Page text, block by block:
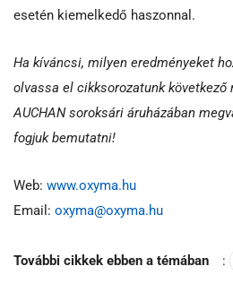
esetén kiemelkedő haszonnal.
Ha kíváncsi, milyen eredményeket
olvassa el cikksorozatunk következő
AUCHAN soroksári áruházában
fogjuk bemutatni!
Web: www.oxyma.hu
Email: oxyma@oxyma.hu
További cikkek ebben a témában :